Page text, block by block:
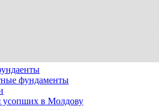
фундаменты
усопших в Молдову